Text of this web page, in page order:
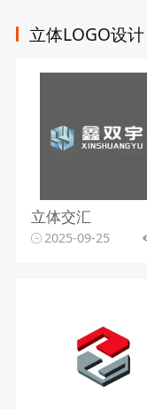
立体LOGO设计
立体交汇
2025-09-25